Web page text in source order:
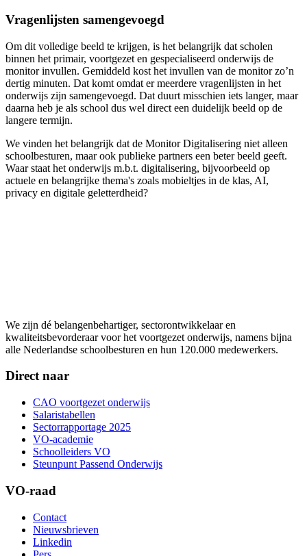
Vragenlijsten samengevoegd
Om dit volledige beeld te krijgen, is het belangrijk dat scholen
binnen het primair, voortgezet en gespecialiseerd onderwijs de
monitor invullen. Gemiddeld kost het invullen van de monitor zo’n
dertig minuten. Dat komt omdat er meerdere vragenlijsten in het
onderwijs zijn samengevoegd. Dat duurt misschien iets langer, maar
daarna heb je als school dus wel direct een duidelijk beeld op de
langere termijn.
We vinden het belangrijk dat de Monitor Digitalisering niet alleen
schoolbesturen, maar ook publieke partners een beter beeld geeft.
Waar staat het onderwijs m.b.t. digitalisering, bijvoorbeeld op
actuele en belangrijke thema's zoals mobieltjes in de klas, AI,
privacy en digitale geletterdheid?
We zijn dé belangenbehartiger, sectorontwikkelaar en
kwaliteitsbevorderaar voor het voortgezet onderwijs, namens bijna
alle Nederlandse schoolbesturen en hun 120.000 medewerkers.
Direct naar
CAO voortgezet onderwijs
Salaristabellen
Sectorrapportage 2025
VO-academie
Schoolleiders VO
Steunpunt Passend Onderwijs
VO-raad
Contact
Nieuwsbrieven
Linkedin